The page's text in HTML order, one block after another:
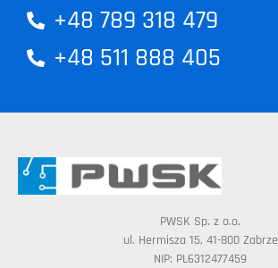
+48 789 318 479
+48 511 888 405
PWSK Sp. z o.o.
ul. Hermisza 15, 41-800 Zabrze
NIP: PL6312477459